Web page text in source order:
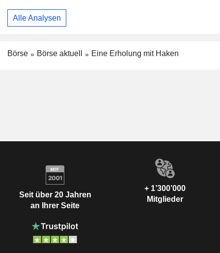
Alle Analysen
Börse Börse aktuell Eine Erholung mit Haken
Seit über 20 Jahren
an Ihrer Seite
+ 1’300’000
Mitglieder